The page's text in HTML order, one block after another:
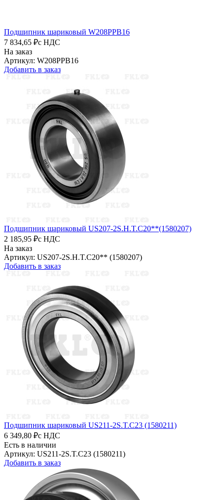
Подшипник шариковый W208PPB16
7 834,65 ₽с НДС
На заказ
Артикул: W208PPB16
Добавить в заказ
Подшипник шариковый US207-2S.H.T.C20**(1580207)
2 185,95 ₽с НДС
На заказ
Артикул: US207-2S.H.T.C20** (1580207)
Добавить в заказ
Подшипник шариковый US211-2S.T.C23 (1580211)
6 349,80 ₽с НДС
Есть в наличии
Артикул: US211-2S.T.C23 (1580211)
Добавить в заказ